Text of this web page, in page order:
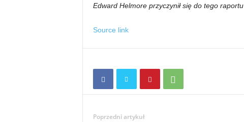
Edward Helmore przyczynił się do tego raportu
Source link
Poprzedni artykuł